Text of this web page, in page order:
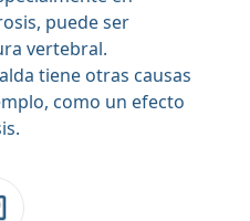
puede ser
vertebral.
tiene otras causas
como un efecto